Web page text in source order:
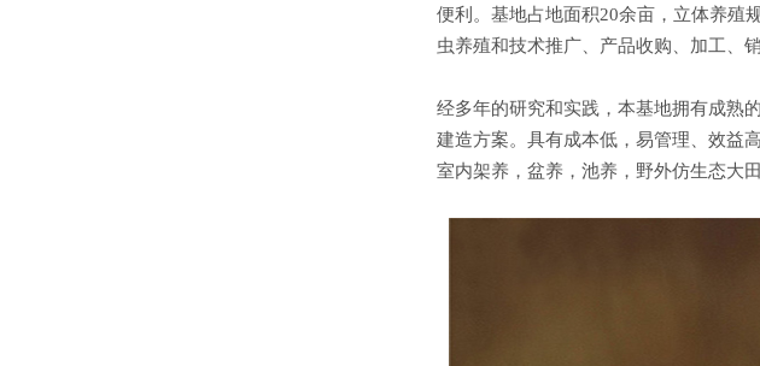
便利。基地占地面积20余亩，立体养殖
虫养殖和技术推广、产品收购、加工、
经多年的研究和实践，本基地拥有成熟
建造方案。具有成本低，易管理、效益
室内架养，盆养，池养，野外仿生态大